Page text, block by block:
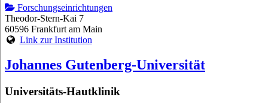
Forschungseinrichtungen
Theodor-Stern-Kai 7
60596 Frankfurt am Main
Link zur Institution
Johannes Gutenberg-Universität
Universitäts-Hautklinik